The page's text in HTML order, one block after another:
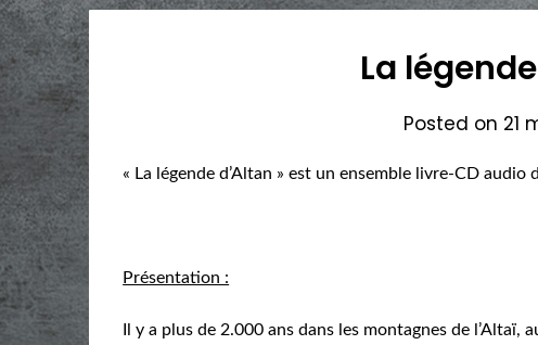
La
Posted on 21
« La légende d’Altan » est un ensemble livre-CD audio
Présentation :
Il y a plus de 2.000 ans dans les montagnes de